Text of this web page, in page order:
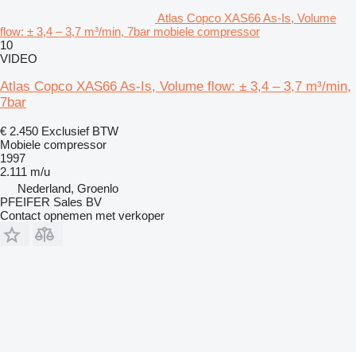
Atlas Copco XAS66 As-Is, Volume
flow: ± 3,4 – 3,7 m³/min, 7bar mobiele compressor
10
VIDEO
Atlas Copco XAS66 As-Is, Volume flow: ± 3,4 – 3,7 m³/min,
7bar
€ 2.450 Exclusief BTW
Mobiele compressor
1997
2.111 m/u
Nederland, Groenlo
PFEIFER Sales BV
Contact opnemen met verkoper